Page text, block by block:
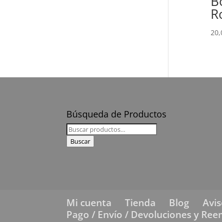
Búsqueda de Productos
Buscar
por:
Buscar
Mi cuenta Tienda Blog
Pago / Envío / Devoluciones y